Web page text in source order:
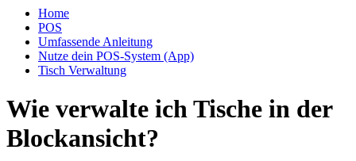
Home
POS
Umfassende Anleitung
Nutze dein POS-System (App)
Tisch Verwaltung
Wie verwalte ich Tische in der
Blockansicht?